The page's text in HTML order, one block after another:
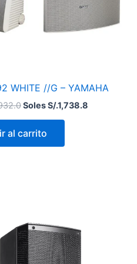
WHITE //G – YAMAHA
Soles S/.1,738.8
al carrito